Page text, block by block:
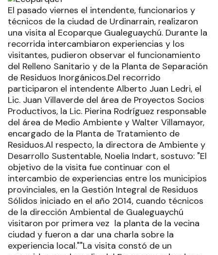
El pasado viernes el intendente, funcionarios y
técnicos de la ciudad de Urdinarrain, realizaron
una visita al Ecoparque Gualeguaychú. Durante la
recorrida intercambiaron experiencias y los
visitantes, pudieron observar el funcionamiento
del Relleno Sanitario y de la Planta de Separación
de Residuos Inorgánicos.Del recorrido
participaron el intendente Alberto Juan Ledri, el
Lic. Juan Villaverde del área de Proyectos Socios
Productivos, la Lic. Pierina Rodríguez responsable
del área de Medio Ambiente y Walter Villamayor,
encargado de la Planta de Tratamiento de
Residuos.Al respecto, la directora de Ambiente y
Desarrollo Sustentable, Noelia Indart, sostuvo: "El
objetivo de la visita fue continuar con el
intercambio de experiencias entre los municipios
provinciales, en la Gestión Integral de Residuos
Sólidos iniciado en el año 2014, cuando técnicos
de la dirección Ambiental de Gualeguaychú
visitaron por primera vez la planta de la vecina
ciudad y fueron a dar una charla sobre la
experiencia local.""La visita constó de un